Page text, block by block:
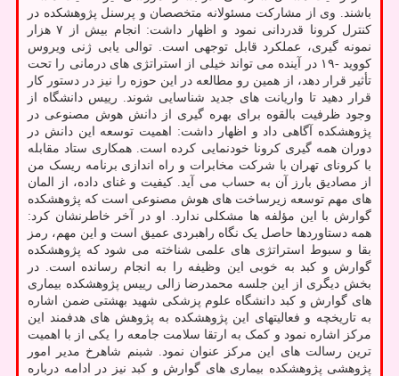
باشند. وی از مشارکت مسئولانه متخصصان و پرسنل پژوهشکده در
کنترل کرونا قدردانی نمود و اظهار داشت: انجام بیش از ۷ هزار
نمونه گیری، عملکرد قابل توجهی است. توالی یابی ژنی ویروس
کووید -۱۹ در آینده می تواند خیلی از استراتژی های درمانی را تحت
تأثیر قرار دهد، از همین رو مطالعه در این حوزه را نیز در دستور کار
قرار دهید تا واریانت های جدید شناسایی شوند. رییس دانشگاه از
وجود ظرفیت بالقوه برای بهره گیری از دانش هوش مصنوعی در
پژوهشکده آگاهی داد و اظهار داشت: اهمیت توسعه این دانش در
دوران همه گیری کرونا خودنمایی کرده است. همکاری ستاد مقابله
با کرونای تهران با شرکت مخابرات و راه اندازی برنامه ریسک من
از مصادیق بارز آن به حساب می آید. کیفیت و غنای داده، از المان
های مهم توسعه زیرساخت های هوش مصنوعی است که پژوهشکده
گوارش با این مؤلفه ها مشکلی ندارد. او در آخر خاطرنشان کرد:
همه دستاوردها حاصل یک نگاه راهبردی عمیق است و این مهم، رمز
بقا و سبوط استراتژی های علمی شناخته می شود که پژوهشکده
گوارش و کبد به خوبی این وظیفه را به انجام رسانده است. در
بخش دیگری از این جلسه محمدرضا زالی رییس پژوهشکده بیماری
های گوارش و کبد دانشگاه علوم پزشکی شهید بهشتی ضمن اشاره
به تاریخچه و فعالیتهای این پژوهشکده به پژوهش های هدفمند این
مرکز اشاره نمود و کمک به ارتقا سلامت جامعه را یکی از با اهمیت
ترین رسالت های این مرکز عنوان نمود. شبنم شاهرخ مدیر امور
پژوهشی پژوهشکده بیماری های گوارش و کبد نیز در ادامه درباره